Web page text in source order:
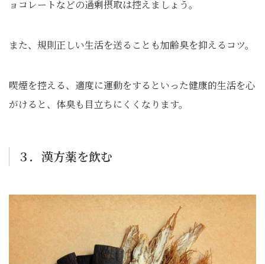
ョコレートなどの過剰摂取は控えましょう。
また、規則正しい生活を送ることも加齢臭を抑えるコツ。
喫煙を控える、適度に運動をするといった健康的生活を心
がけると、体臭も目立ちにくくなります。
３．漢方薬を飲む